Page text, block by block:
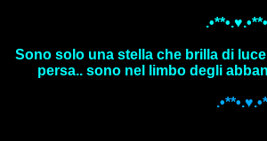
Sono solo una stella che brilla di
persa.. sono nel limbo degli